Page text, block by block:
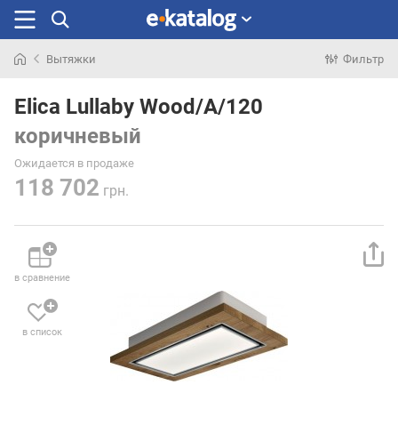
раньше
Вытяжки Фильтр
Elica Lullaby Wood/A/120
коричневый
Ожидается в продаже
118 702 грн.
в сравнение
в список